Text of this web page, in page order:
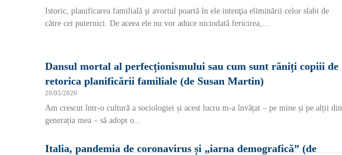
Istoric, planificarea familială şi avortul poartă în ele intenţia eliminării celor slabi de
către cei puternici. De aceea ele nu vor aduce niciodată fericirea,...
Dansul mortal al perfecționismului sau cum sunt răniți copiii de
retorica planificării familiale (de Susan Martin)
20/05/2020
Am crescut într-o cultură a sociologiei și acest lucru m-a învățat – pe mine și pe alții din
generația mea – să adopt o...
Italia, pandemia de coronavirus și „iarna demografică” (de